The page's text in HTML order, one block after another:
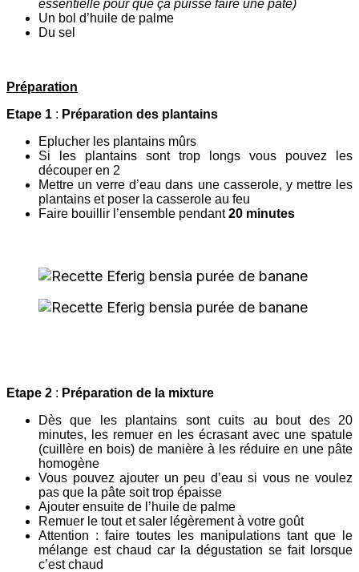
essentielle pour que ça puisse faire une pâte)
Un bol d’huile de palme
Du sel
Préparation
Etape 1 : Préparation des plantains
Eplucher les plantains mûrs
Si les plantains sont trop longs vous pouvez les
découper en 2
Mettre un verre d’eau dans une casserole, y mettre les
plantains et poser la casserole au feu
Faire bouillir l’ensemble pendant20 minutes
Etape 2 : Préparation de la mixture
Dès que les plantains sont cuits au bout des 20
minutes, les remuer en les écrasant avec une spatule
(cuillère en bois) de manière à les réduire en une pâte
homogène
Vous pouvez ajouter un peu d’eau si vous ne voulez
pas que la pâte soit trop épaisse
Ajouter ensuite de l’huile de palme
Remuer le tout et saler légèrement à votre goût
Attention : faire toutes les manipulations tant que le
mélange est chaud car la dégustation se fait lorsque
c’est chaud